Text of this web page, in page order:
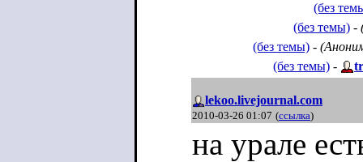
(без
(без темы) -
(без темы) -
(без темы) -
lekoo.livejournal.com
2010-03-26 01:07 (ссылка)
на урале